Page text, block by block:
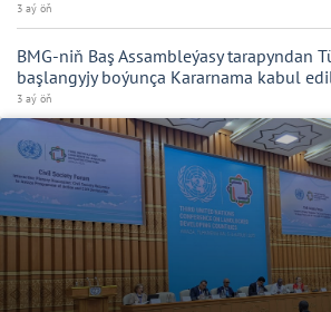
3 aý öň
BMG-niň Baş Assambleýasy tarapyndan
başlangyjy boýunça Kararnama kabul
3 aý öň